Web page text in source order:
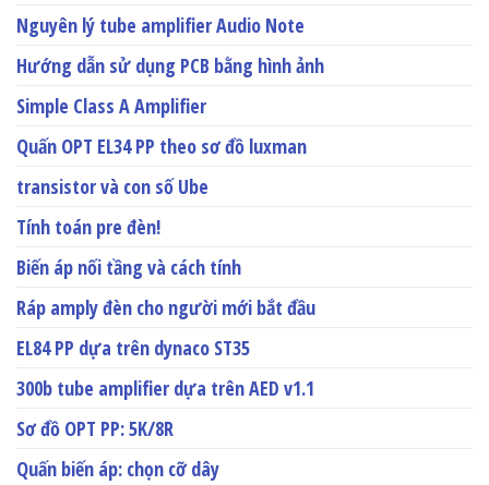
Nguyên lý tube amplifier Audio Note
Hướng dẫn sử dụng PCB bằng hình ảnh
Simple Class A Amplifier
Quấn OPT EL34 PP theo sơ đồ luxman
transistor và con số Ube
Tính toán pre đèn!
Biến áp nối tầng và cách tính
Ráp amply đèn cho người mới bắt đầu
EL84 PP dựa trên dynaco ST35
300b tube amplifier dựa trên AED v1.1
Sơ đồ OPT PP: 5K/8R
Quấn biến áp: chọn cỡ dây